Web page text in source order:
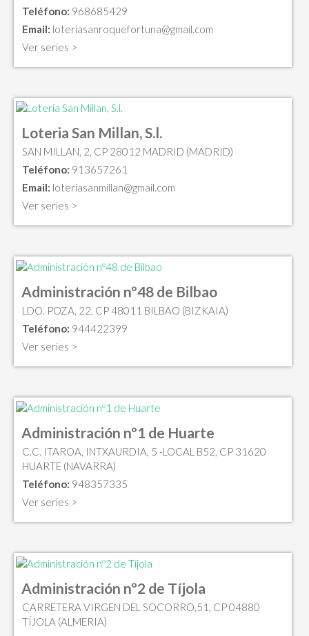
Teléfono: 968685429
Email: loteriasanroquefortuna@gmail.com
Ver series >
Loteria San Millan, S.l.
SAN MILLAN, 2, CP 28012 MADRID (MADRID)
Teléfono: 913657261
Email: loteriasanmillan@gmail.com
Ver series >
Administración nº48 de Bilbao
LDO. POZA, 22, CP 48011 BILBAO (BIZKAIA)
Teléfono: 944422399
Ver series >
Administración nº1 de Huarte
C.C. ITAROA, INTXAURDIA, 5 -LOCAL B52, CP 31620
HUARTE (NAVARRA)
Teléfono: 948357335
Ver series >
Administración nº2 de Tíjola
CARRETERA VIRGEN DEL SOCORRO,51, CP 04880
TÍJOLA (ALMERIA)